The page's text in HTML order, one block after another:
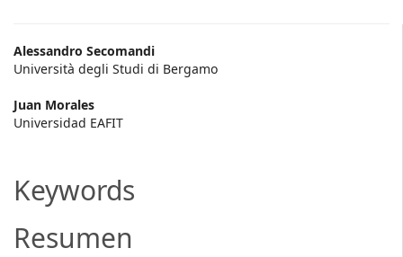
Main
Article
Content
Alessandro Secomandi
Università degli Studi di Bergamo
Juan Morales
Universidad EAFIT
Keywords
Resumen